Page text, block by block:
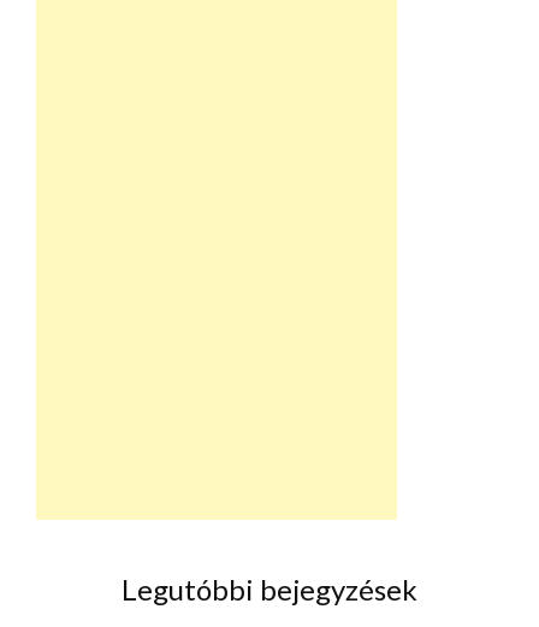
Legutóbbi bejegyzések